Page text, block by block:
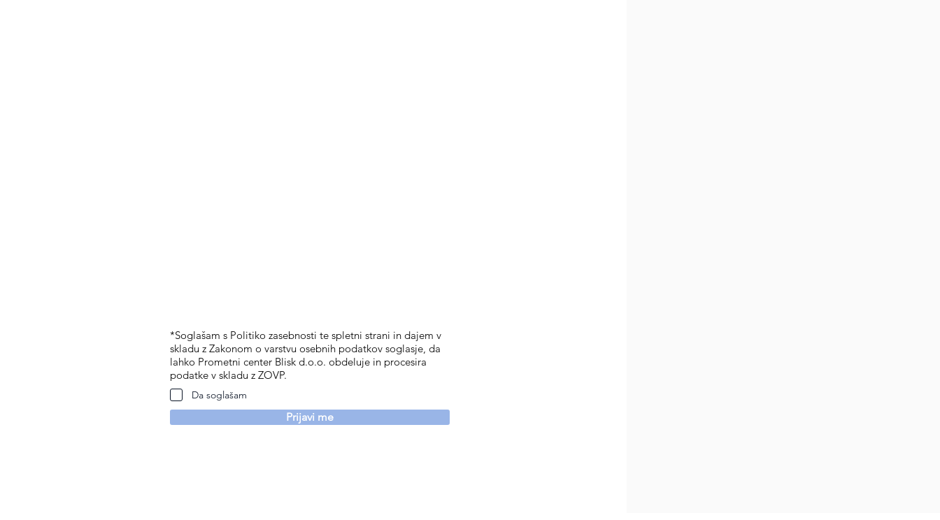
*Soglašam s Politiko zasebnosti te spletni strani in dajem v
skladu z Zakonom o varstvu osebnih podatkov soglasje, da
lahko Prometni center Blisk d.o.o. obdeluje in procesira
podatke v skladu z ZOVP.
Da soglašam
Prijavi me